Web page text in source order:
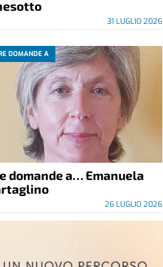
31 LUGLIO 2026
DOMANDE A
domande a… Emanuela
26 LUGLIO 2026